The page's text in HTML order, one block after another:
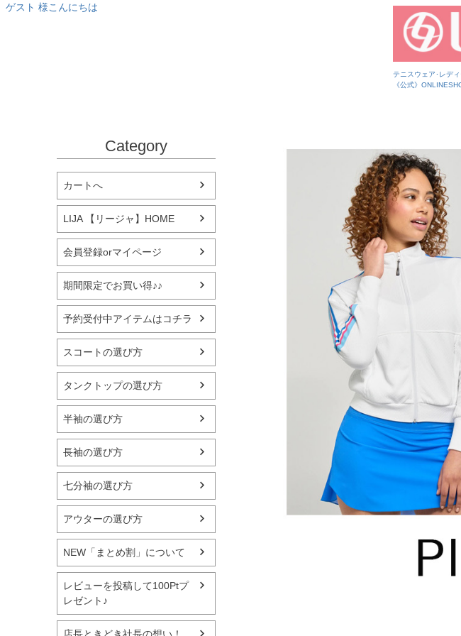
テニスウェア･レデ
《公式》
ゲスト 様こんにちは
Category
カートへ
LIJA 【リージャ】HOME
会員登録orマイページ
期間限定でお買い得♪♪
予約受付中アイテムはコチラ
スコートの選び方
タンクトップの選び方
半袖の選び方
長袖の選び方
七分袖の選び方
アウターの選び方
NEW「まとめ割」について
レビューを投稿して100Ptプ
レゼント♪